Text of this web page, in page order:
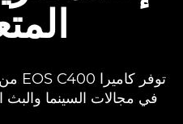
في مجالات السينما والبث